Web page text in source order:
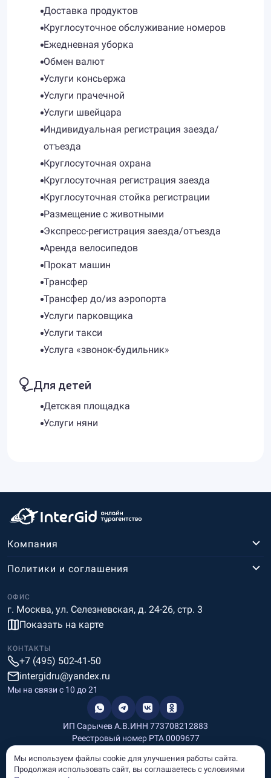
Доставка продуктов
Круглосуточное обслуживание номеров
Ежедневная уборка
Обмен валют
Услуги консьержа
Услуги прачечной
Услуги швейцара
Индивидуальная регистрация заезда/
отъезда
Круглосуточная охрана
Круглосуточная регистрация заезда
Круглосуточная стойка регистрации
Размещение с животными
Экспресс-регистрация заезда/отъезда
Аренда велосипедов
Прокат машин
Трансфер
Трансфер до/из аэропорта
Услуги парковщика
Услуги такси
Услуга «звонок-будильник»
Для детей
Детская площадка
Услуги няни
Компания
ОФИС
г. Москва, ул. Селезневская, д. 24-26, стр. 3
Показать на карте
Политики и соглашения
КОНТАКТЫ
+7 (495) 502-41-50
intergidru@yandex.ru
Мы на связи c 10 до 21
ИП Сарычев А.В.ИНН 773708212883
Реестровый номер РТА 0009677
Информация, размещённая на сайте, носит информационный
Мы используем файлы cookie для улучшения работы сайта.
Продолжая использовать сайт, вы соглашаетесь с условиями